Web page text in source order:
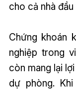
cho cả nhà
Chứng khoán
nghiệp trong
còn mang lại
dự phòng.